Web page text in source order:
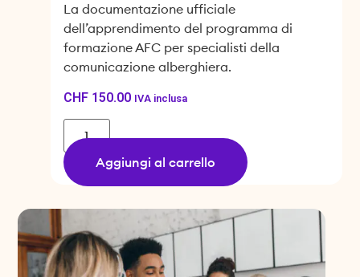
La documentazione ufficiale
dell’apprendimento del programma di
formazione AFC per specialisti della
comunicazione alberghiera.
CHF150.00 IVA inclusa
Aggiungi al carrello